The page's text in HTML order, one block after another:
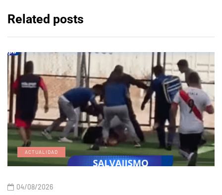
Related posts
ACTUALIDAD
04/08/2026